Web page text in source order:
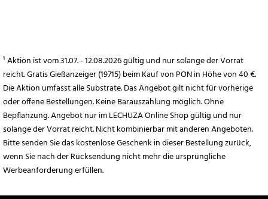
¹ Aktion ist vom 31.07. - 12.08.2026 gültig und nur solange der Vorrat
reicht. Gratis Gießanzeiger (19715) beim Kauf von PON in Höhe von 40 €.
Die Aktion umfasst alle Substrate. Das Angebot gilt nicht für vorherige
oder offene Bestellungen. Keine Barauszahlung möglich. Ohne
Bepflanzung. Angebot nur im LECHUZA Online Shop gültig und nur
solange der Vorrat reicht. Nicht kombinierbar mit anderen Angeboten.
Bitte senden Sie das kostenlose Geschenk in dieser Bestellung zurück,
wenn Sie nach der Rücksendung nicht mehr die ursprüngliche
Werbeanforderung erfüllen.